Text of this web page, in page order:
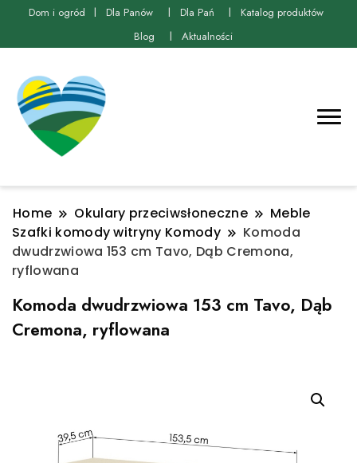
Dom i ogród Dla Panów Dla Pań
Katalog produktów
Blog
Aktualności
Home Okulary przeciwsłoneczne
Meble
Szafki komody witryny Komody
Komoda
dwudrzwiowa 153 cm Tavo, Dąb Cremona,
ryflowana
Komoda dwudrzwiowa 153 cm Tavo, Dąb
Cremona, ryflowana